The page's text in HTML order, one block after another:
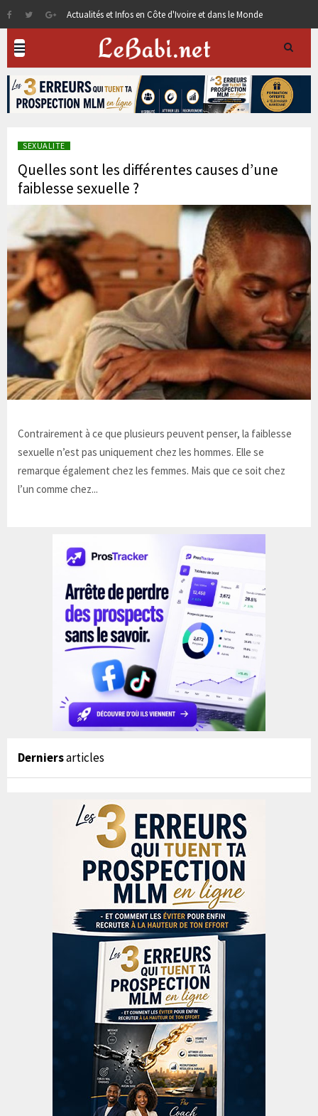
Actualités et Infos en Côte d'Ivoire et dans le Monde
SEXUALITE
Quelles sont les différentes causes d’une
faiblesse sexuelle ?
Contrairement à ce que plusieurs peuvent penser, la faiblesse
sexuelle n’est pas uniquement chez les hommes. Elle se
remarque également chez les femmes. Mais que ce soit chez
l’un comme chez...
Derniersarticles